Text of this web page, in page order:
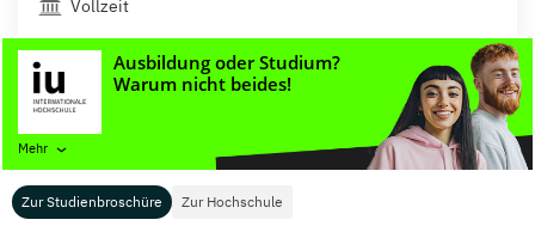
Zur Studienbroschüre Zur Hochschule
Mehr
Vollzeit
Universität Konstanz
Konstanz
Information Engineering
Vollzeit